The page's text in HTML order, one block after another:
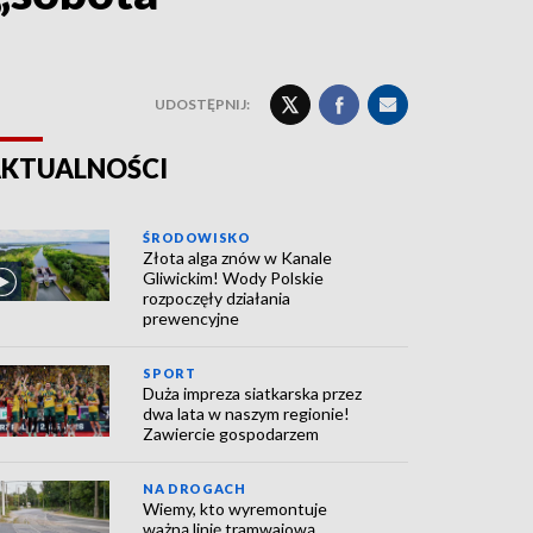
UDOSTĘPNIJ:
ŚRODOWISKO
Złota alga znów w Kanale
Gliwickim! Wody Polskie
rozpoczęły działania
prewencyjne
SPORT
Duża impreza siatkarska przez
dwa lata w naszym regionie!
Zawiercie gospodarzem
NA DROGACH
Wiemy, kto wyremontuje
ważną linię tramwajową.